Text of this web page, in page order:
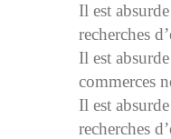
Il est
recherches
Il est
commerces
Il est
recherches